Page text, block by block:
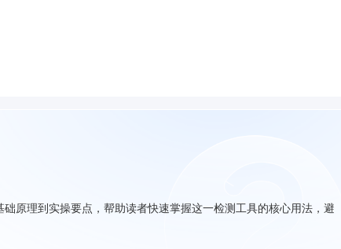
原理到实操要点，帮助读者快速掌握这一检测工具的核心用法，避